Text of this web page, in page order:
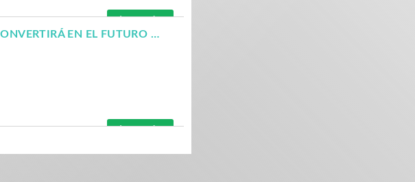
Leer más
PRONTO LA REALIDAD VIRTUAL SE CONVERTIRÁ EN EL FUTURO DE LOS VIDEOJUEGOS
Leer más